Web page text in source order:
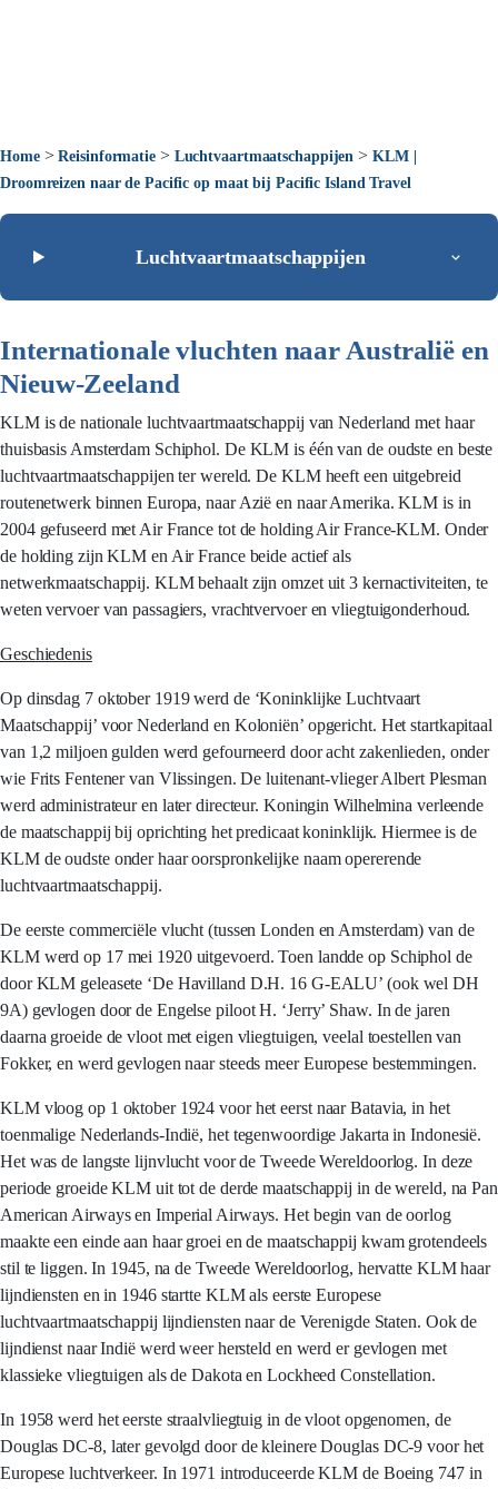
Home>Reisinformatie> Luchtvaartmaatschappijen > KLM |
Droomreizen naar de Pacific op maat bij Pacific Island Travel
Luchtvaartmaatschappijen
Internationale vluchten naar Australië en
Nieuw-Zeeland
KLM is de nationale luchtvaartmaatschappij van Nederland met haar
thuisbasis Amsterdam Schiphol. De KLM is één van de oudste en beste
luchtvaartmaatschappijen ter wereld. De KLM heeft een uitgebreid
routenetwerk binnen Europa, naar Azië en naar Amerika. KLM is in
2004 gefuseerd met Air France tot de holding Air France-KLM. Onder
de holding zijn KLM en Air France beide actief als
netwerkmaatschappij. KLM behaalt zijn omzet uit 3 kernactiviteiten, te
weten vervoer van passagiers, vrachtvervoer en vliegtuigonderhoud.
Geschiedenis
Op dinsdag 7 oktober 1919 werd de ‘Koninklijke Luchtvaart
Maatschappij’ voor Nederland en Koloniën’ opgericht. Het startkapitaal
van 1,2 miljoen gulden werd gefourneerd door acht zakenlieden, onder
wie Frits Fentener van Vlissingen. De luitenant-vlieger Albert Plesman
werd administrateur en later directeur. Koningin Wilhelmina verleende
de maatschappij bij oprichting het predicaat koninklijk. Hiermee is de
KLM de oudste onder haar oorspronkelijke naam opererende
luchtvaartmaatschappij.
De eerste commerciële vlucht (tussen Londen en Amsterdam) van de
KLM werd op 17 mei 1920 uitgevoerd. Toen landde op Schiphol de
door KLM geleasete ‘De Havilland D.H. 16 G-EALU’ (ook wel DH
9A) gevlogen door de Engelse piloot H. ‘Jerry’ Shaw. In de jaren
daarna groeide de vloot met eigen vliegtuigen, veelal toestellen van
Fokker, en werd gevlogen naar steeds meer Europese bestemmingen.
KLM vloog op 1 oktober 1924 voor het eerst naar Batavia, in het
toenmalige Nederlands-Indië, het tegenwoordige Jakarta in Indonesië.
Het was de langste lijnvlucht voor de Tweede Wereldoorlog. In deze
periode groeide KLM uit tot de derde maatschappij in de wereld, na Pan
American Airways en Imperial Airways. Het begin van de oorlog
maakte een einde aan haar groei en de maatschappij kwam grotendeels
stil te liggen. In 1945, na de Tweede Wereldoorlog, hervatte KLM haar
lijndiensten en in 1946 startte KLM als eerste Europese
luchtvaartmaatschappij lijndiensten naar de Verenigde Staten. Ook de
lijndienst naar Indië werd weer hersteld en werd er gevlogen met
klassieke vliegtuigen als de Dakota en Lockheed Constellation.
In 1958 werd het eerste straalvliegtuig in de vloot opgenomen, de
Douglas DC-8, later gevolgd door de kleinere Douglas DC-9 voor het
Europese luchtverkeer. In 1971 introduceerde KLM de Boeing 747 in